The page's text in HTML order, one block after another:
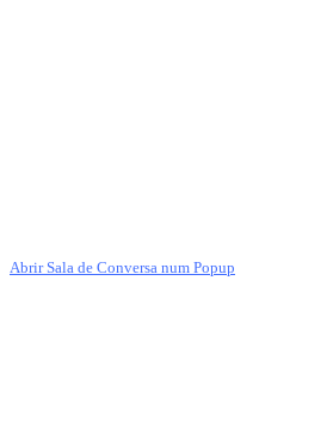
Abrir Sala de Conversa num Popup